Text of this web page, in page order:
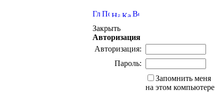
Закрыть
Авторизация
Авторизация:
Пароль:
Запомнить меня
на этом компьютере